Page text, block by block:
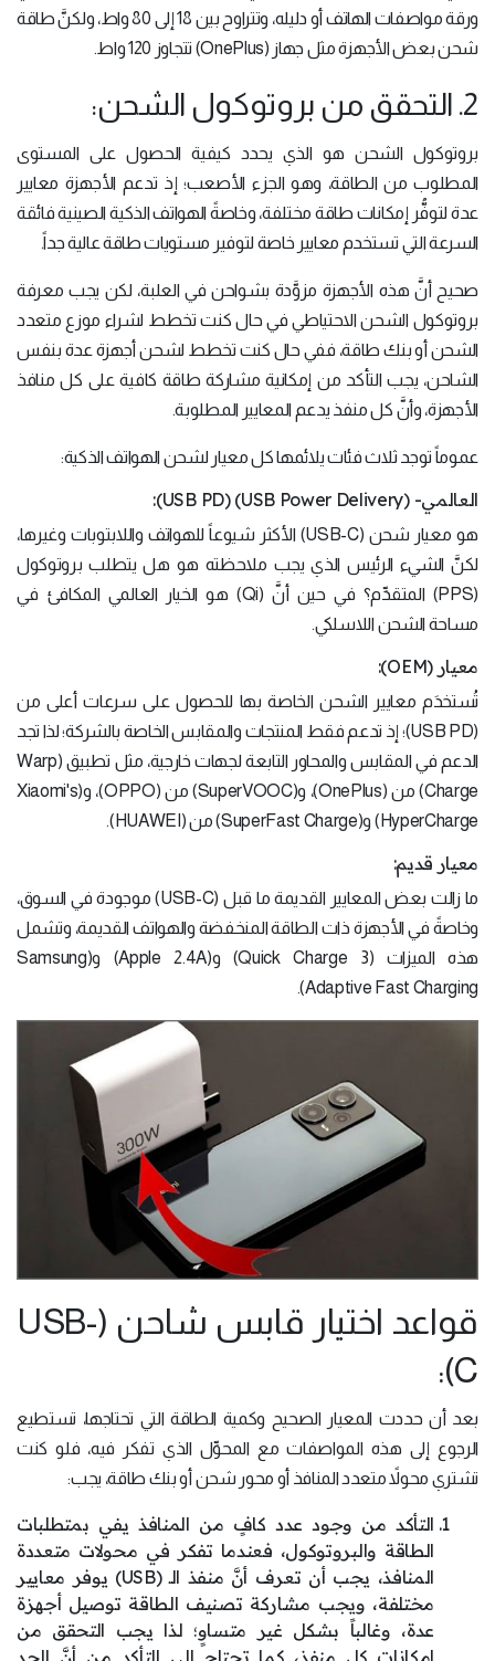
ورقة مواصفات الهاتف أو دليله، وتتراوح بين 18 إلى 80 واط، ولكنَّ طاقة
شحن بعض الأجهزة مثل جهاز (OnePlus) تتجاوز 120 واط.
2. التحقق من بروتوكول الشحن:
بروتوكول الشحن هو الذي يحدد كيفية الحصول على المستوى
المطلوب من الطاقة، وهو الجزء الأصعب؛ إذ تدعم الأجهزة معايير
عدة لتوفُّر إمكانات طاقة مختلفة، وخاصةً الهواتف الذكية الصينية فائقة
السرعة التي تستخدم معايير خاصة لتوفير مستويات طاقة عالية جداً.
صحيح أنَّ هذه الأجهزة مزوَّدة بشواحن في العلبة، لكن يجب معرفة
بروتوكول الشحن الاحتياطي في حال كنت تخطط لشراء موزع متعدد
الشحن أو بنك طاقة، ففي حال كنت تخطط لشحن أجهزة عدة بنفس
الشاحن، يجب التأكد من إمكانية مشاركة طاقة كافية على كل منافذ
الأجهزة، وأنَّ كل منفذ يدعم المعايير المطلوبة.
عموماً توجد ثلاث فئات يلائمها كل معيار لشحن الهواتف الذكية:
العالمي- (USB Power Delivery) (USB PD):
هو معيار شحن (USB-C) الأكثر شيوعاً للهواتف واللابتوبات وغيرها،
لكنَّ الشيء الرئيس الذي يجب ملاحظته هو هل يتطلب بروتوكول
(PPS) المتقدِّم؟ في حين أنَّ (Qi) هو الخيار العالمي المكافئ في
مساحة الشحن اللاسلكي.
معيار (OEM):
تُستخدَم معايير الشحن الخاصة بها للحصول على سرعات أعلى من
(USB PD)؛ إذ تدعم فقط المنتجات والمقابس الخاصة بالشركة؛ لذا تجد
الدعم في المقابس والمحاور التابعة لجهات خارجية، مثل تطبيق (Warp
Charge) من (OnePlus)، و(SuperVOOC) من (OPPO)، و(Xiaomi's
HyperCharge) و(SuperFast Charge) من (HUAWEI).
معيار قديم:
ما زالت بعض المعايير القديمة ما قبل (USB-C) موجودة في السوق،
وخاصةً في الأجهزة ذات الطاقة المنخفضة والهواتف القديمة، وتشمل
هذه الميزات (Quick Charge 3) و(Apple 2.4A) و(Samsung
Adaptive Fast Charging).
قواعد اختيار قابس شاحن (USB-
C):
بعد أن حددت المعيار الصحيح وكمية الطاقة التي تحتاجها، تستطيع
الرجوع إلى هذه المواصفات مع المحوِّل الذي تفكر فيه، فلو كنت
تشتري محولاً متعدد المنافذ أو محور شحن أو بنك طاقة، يجب:
التأكد من وجود عدد كافٍ من المنافذ يفي بمتطلبات
الطاقة والبروتوكول، فعندما تفكر في محولات متعددة
المنافذ، يجب أن تعرف أنَّ منفذ الـ (USB) يوفر معايير
مختلفة، ويجب مشاركة تصنيف الطاقة توصيل أجهزة
عدة، وغالباً بشكل غير متساوٍ؛ لذا يجب التحقق من
إمكانات كل منفذ، كما تحتاج إلى التأكد من أنَّ الحد